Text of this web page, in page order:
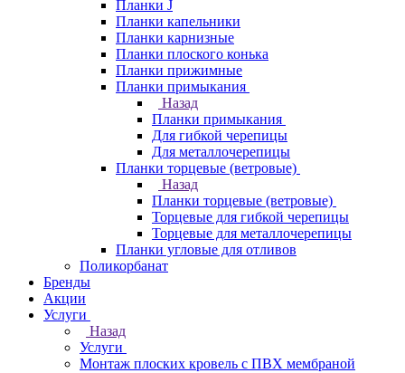
Планки J
Планки капельники
Планки карнизные
Планки плоского конька
Планки прижимные
Планки примыкания
Назад
Планки примыкания
Для гибкой черепицы
Для металлочерепицы
Планки торцевые (ветровые)
Назад
Планки торцевые (ветровые)
Торцевые для гибкой черепицы
Торцевые для металлочерепицы
Планки угловые для отливов
Поликорбанат
Бренды
Акции
Услуги
Назад
Услуги
Монтаж плоских кровель с ПВХ мембраной